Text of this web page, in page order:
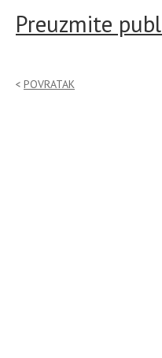
Preuzmite
POVRATAK